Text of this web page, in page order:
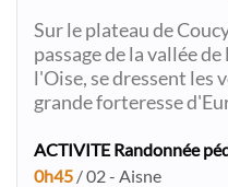
Sur le plateau de
passage de la vallée
l'Oise, se dressent les
grande forteresse
ACTIVITE Randonnée
0h45 / 02 - Aisne